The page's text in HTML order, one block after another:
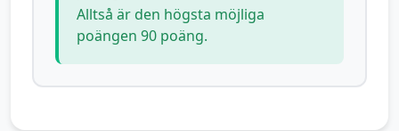
Alltså är den högsta möjliga
poängen 90 poäng.